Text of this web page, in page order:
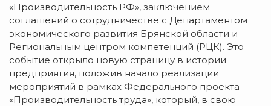
«Производительность РФ», заключением
соглашений о сотрудничестве с Департаментом
экономического развития Брянской области и
Региональным центром компетенций (РЦК). Это
событие открыло новую страницу в истории
предприятия, положив начало реализации
мероприятий в рамках Федерального проекта
«Производительность труда», который, в свою